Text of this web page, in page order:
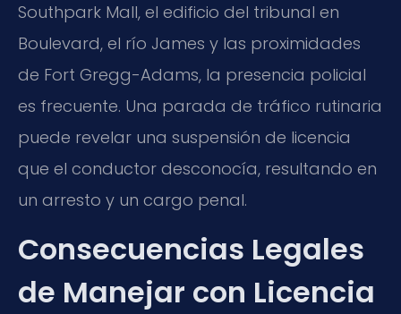
Southpark Mall, el edificio del tribunal en
Boulevard, el río James y las proximidades
de Fort Gregg-Adams, la presencia policial
es frecuente. Una parada de tráfico rutinaria
puede revelar una suspensión de licencia
que el conductor desconocía, resultando en
un arresto y un cargo penal.
Consecuencias Legales
de Manejar con Licencia